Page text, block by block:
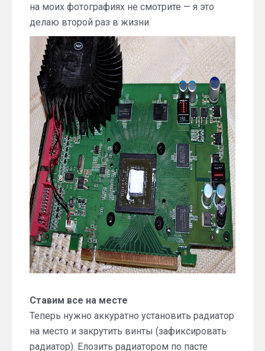
на моих фотографиях не смотрите — я это
делаю второй раз в жизни.
Ставим все на месте
Теперь нужно аккуратно установить радиатор
на место и закрутить винты (зафиксировать
радиатор). Елозить радиатором по пасте